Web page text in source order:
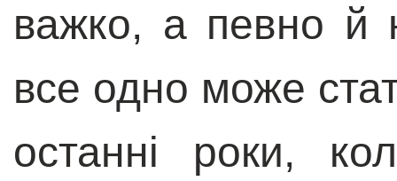
важко, а певно й
все одно може
останні роки,